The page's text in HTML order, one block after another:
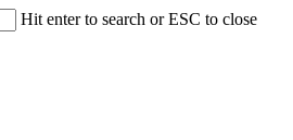
Hit enter to search or ESC to close